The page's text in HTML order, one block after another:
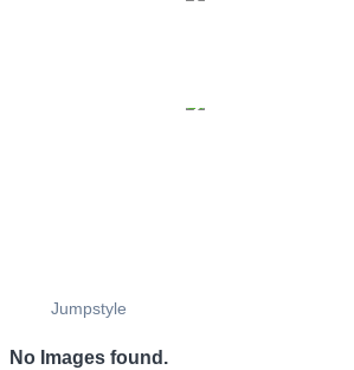
Jumpstyle
No Images found.